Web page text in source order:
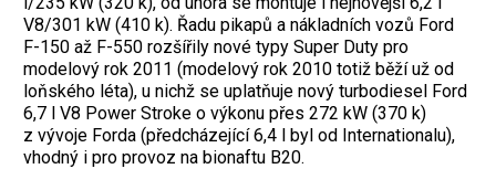
V8/301 kW (410 k). Řadu pikapů a nákladních vozů Ford
F-150 až F-550 rozšířily nové typy Super Duty pro
modelový rok 2011 (modelový rok 2010 totiž běží už od
loňského léta), u nichž se uplatňuje nový turbodiesel Ford
6,7 l V8 Power Stroke o výkonu přes 272 kW (370 k)
z vývoje Forda (předcházející 6,4 l byl od Internationalu),
vhodný i pro provoz na bionaftu B20.